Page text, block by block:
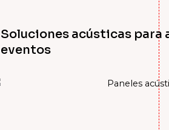
Soluciones acústicas
eventos